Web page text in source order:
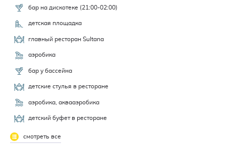
бар на дискотеке (21:00-02:00)
детская площадка
главный ресторан Sultana
аэробика
бар у бассейна
детские стулья в ресторане
аэробика, аквааэробика
детский буфет в ресторане
смотреть все